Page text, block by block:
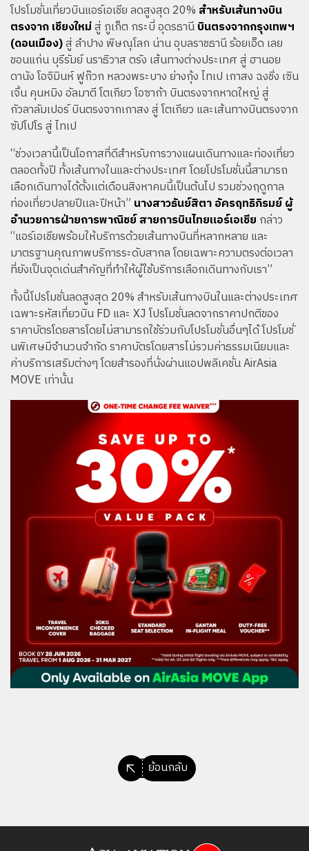
โปรโมชั่นเที่ยวบินแอร์เอเชีย ลดสูงสุด 20% สำหรับเส้นทางบิน
ตรงจาก เชียงใหม่สู่ ภูเก็ต กระบี่ อุดรธานีบินตรงจากกรุงเทพฯ
(ดอนเมือง)สู่ ลำปาง พิษณุโลก น่าน อุบลราชธานี ร้อยเอ็ด เลย
ขอนแก่น บุรีรัมย์ นราธิวาส ตรัง เส้นทางต่างประเทศ สู่ ฮานอย
ดานัง โอจิมินห์ ฟูก๊วก หลวงพระบาง ย่างกุ้ง ไทเป เกาสง ฉงชิ่ง เซิน
เจิ้น คุนหมิง อัลมาตี โตเกียว โอซาก้า บินตรงจากหาดใหญ่ สู่
กัวลาลัมเปอร์ บินตรงจากเกาสง สู่ โตเกียว และเส้นทางบินตรงจาก
ซัปโปโร สู่ ไทเป
“ช่วงเวลานี้เป็นโอกาสที่ดีสำหรับการวางแผนเดินทางและท่องเที่ยว
ตลอดทั้งปี ทั้งเส้นทางในและต่างประเทศ โดยโปรโมชั่นนี้สามารถ
เลือกเดินทางได้ตั้งเเต่เดือนสิงหาคมนี้เป็นต้นไป รวมช่วงฤดูกาล
ท่องเที่ยวปลายปีเเละปีหน้า” นางสาวธันย์สิตา อัครฤทธิภิรมย์ ผู้
อำนวยการฝ่ายการพาณิชย์ สายการบินไทยแอร์เอเชีย กล่าว
“แอร์เอเชียพร้อมให้บริการด้วยเส้นทางบินที่หลากหลาย และ
มาตรฐานคุณภาพบริการระดับสากล โดยเฉพาะความตรงต่อเวลา
ที่ยังเป็นจุดเด่นสำคัญที่ทำให้ผู้ใช้บริการเลือกเดินทางกับเรา”
ทั้งนี้โปรโมชั่นลดสูงสุด 20% สำหรับเส้นทางบินในและต่างประเทศ
เฉพาะรหัสเที่ยวบิน FD และ XJ โปรโมชั่นลดจากราคาปกติของ
ราคาบัตรโดยสารโดยไม่สามารถใช้ร่วมกับโปรโมชั่นอื่นๆได้ โปรโมชั่
นพิเศษมีจำนวนจำกัด ราคาบัตรโดยสารไม่รวมค่าธรรมเนียมและ
ค่าบริการเสริมต่างๆ โดยสำรองที่นั่งผ่านแอปพลิเคชั่น AirAsia
MOVE เท่านั้น
ย้อนกลับ